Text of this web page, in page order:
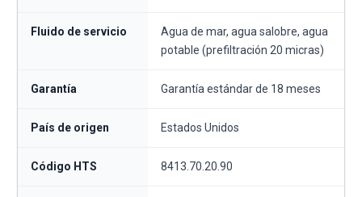
Fluido de servicio
Agua de mar, agua salobre, agua
potable (prefiltración 20 micras)
Garantía Garantía estándar de 18 meses
País de origen Estados Unidos
Código HTS 8413.70.20.90